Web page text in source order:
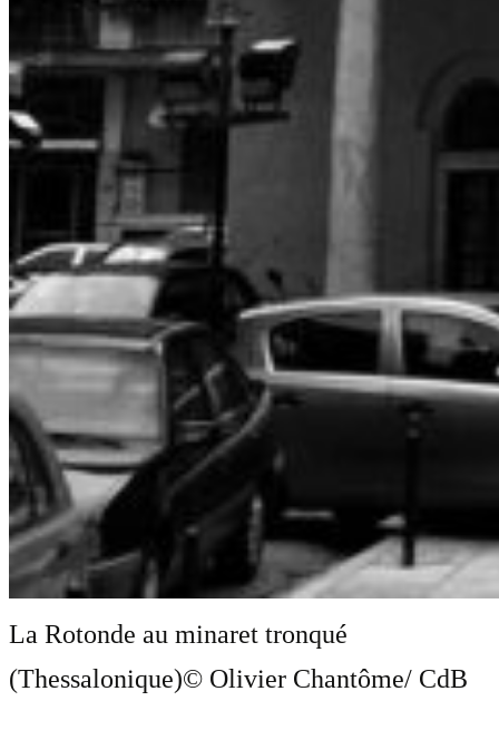
La Rotonde au minaret tronqué
(Thessalonique)© Olivier Chantôme/ CdB